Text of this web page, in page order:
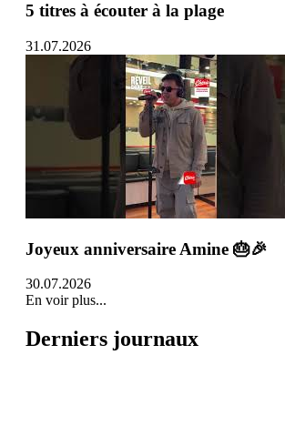
5 titres à écouter à la plage
31.07.2026
Joyeux anniversaire Amine 🎂🎉
30.07.2026
En voir plus...
Derniers journaux